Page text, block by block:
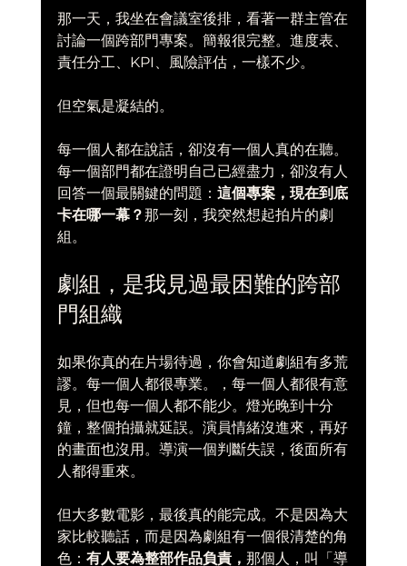
那一天，我坐在會議室後排，看著一群主管在
討論一個跨部門專案。簡報很完整。進度表、
責任分工、KPI、風險評估，一樣不少。
但空氣是凝結的。
每一個人都在說話，卻沒有一個人真的在聽。
每一個部門都在證明自己已經盡力，卻沒有人
回答一個最關鍵的問題： 這個專案，現在到底
卡在哪一幕？那一刻，我突然想起拍片的劇
組。
劇組，是我見過最困難的跨部
門組織
如果你真的在片場待過，你會知道劇組有多荒
謬。每一個人都很專業。，每一個人都很有意
見，但也每一個人都不能少。燈光晚到十分
鐘，整個拍攝就延誤。演員情緒沒進來，再好
的畫面也沒用。導演一個判斷失誤，後面所有
人都得重來。
但大多數電影，最後真的能完成。不是因為大
家比較聽話，而是因為劇組有一個很清楚的角
色： 有人要為整部作品負責， 那個人，叫「導